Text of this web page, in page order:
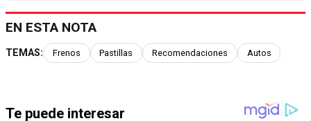
EN ESTA NOTA
TEMAS: Frenos Pastillas Recomendaciones Autos